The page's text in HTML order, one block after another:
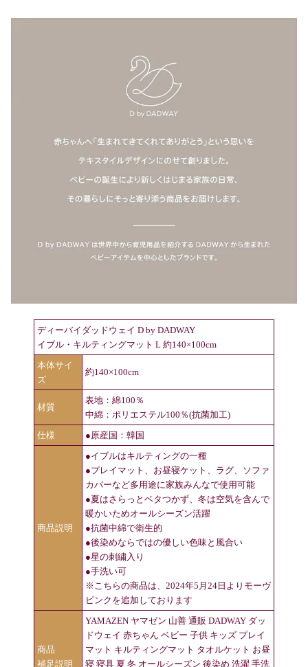
ディーバイダッドウェイ D by DADWAY
イブル・キルティングマット L 約140×100cm
本体サイ
ズ
約140×100cm
材質
表地：綿100％
中綿：ポリエステル100％(抗菌加工)
仕様
●原産国：韓国
商品説明
●イブルはキルティングの一種
●プレイマット、お昼寝ケット、ラグ、ソファ
カバーなど多用途に家族みんなで使用可能
●夏はさらっとベタつかず、冬は空気を含んで
暖かいためオールシーズン活躍
●抗菌中綿で衛生的
●後染めならではの優しい色味と風合い
●星の刺繍入り
●手洗い可
※こちらの商品は、2024年5月24日よりモーヴ
ピンクを追加しております
商品
補足説明
YAMAZEN ヤマゼン 山善 通販 DADWAY ダッ
ドウェイ 赤ちゃん ベビー 子供 キッズ プレイ
マット キルティングマット タオルケット お昼
寝 寝具 夏 冬 オールシーズン 後染め 洗濯 手洗